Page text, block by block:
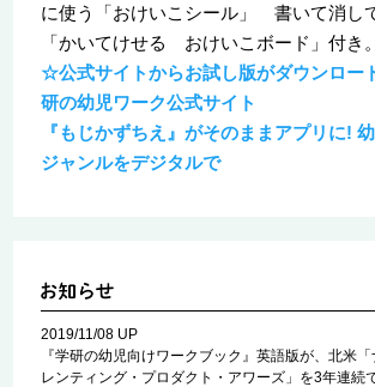
に使う「おけいこシール」 書いて消し
「かいてけせる おけいこボード」付き。
☆公式サイトからお試し版がダウンロー
研の幼児ワーク公式サイト
『もじかずちえ』がそのままアプリに!
ジャンルをデジタルで
2019/11/08 UP
『学研の幼児向けワークブック』英語版が、北米
レンティング・プロダクト・アワーズ」を3年連続